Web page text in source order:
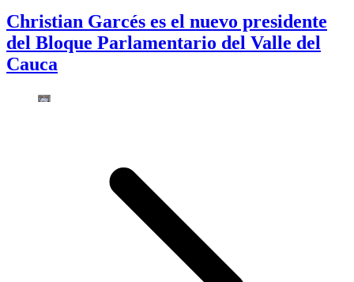
Christian Garcés es el nuevo presidente
del Bloque Parlamentario del Valle del
Cauca